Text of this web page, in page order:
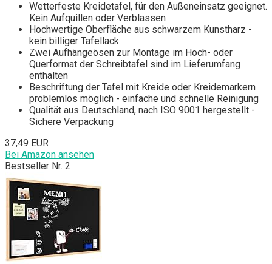
Wetterfeste Kreidetafel, für den Außeneinsatz geeignet.
Kein Aufquillen oder Verblassen
Hochwertige Oberfläche aus schwarzem Kunstharz -
kein billiger Tafellack
Zwei Aufhängeösen zur Montage im Hoch- oder
Querformat der Schreibtafel sind im Lieferumfang
enthalten
Beschriftung der Tafel mit Kreide oder Kreidemarkern
problemlos möglich - einfache und schnelle Reinigung
Qualität aus Deutschland, nach ISO 9001 hergestellt -
Sichere Verpackung
37,49 EUR
Bei Amazon ansehen
Bestseller Nr. 2